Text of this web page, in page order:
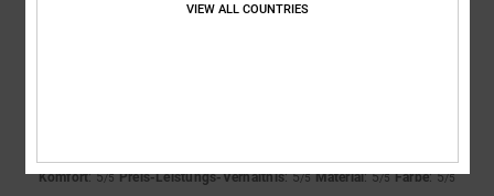
Komfort: 5/5 Preis-Leistungs-Verhältnis: 5/5 Material: 5/5 Farbe: 5/5
VIEW ALL COUNTRIES